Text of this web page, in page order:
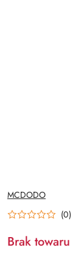
NAZWA
PRODUCENTA:
MCDODO
(0)
Brak towaru